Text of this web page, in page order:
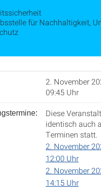
für Nachhaltigkeit,
2. November
09:45 Uhr
Diese
identisch auch
Terminen statt.
2. November
12:00 Uhr
2. November
14:15 Uhr